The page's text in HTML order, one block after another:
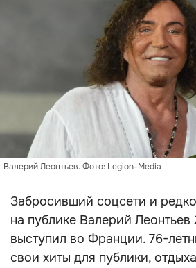
Валерий Леонтьев. Фото: Legion-Media
Забросивший соцсети и
на публике Валерий
выступил во Франции. 76-
свои хиты для публики,